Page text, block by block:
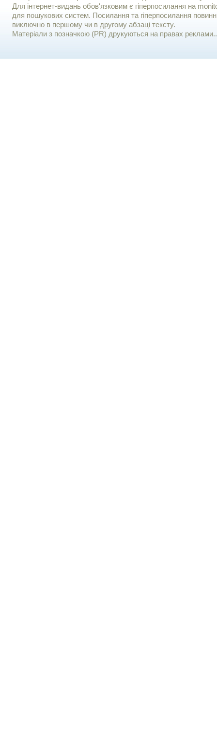
Для iнтернет-видань обов'язковим є гiперпосилання на
для пошукових систем. Посилання та гіперпосилання
виключно в першому чи в другому абзаці тексту.
Матеріали з позначкою (PR) друкуються на правах реклами..